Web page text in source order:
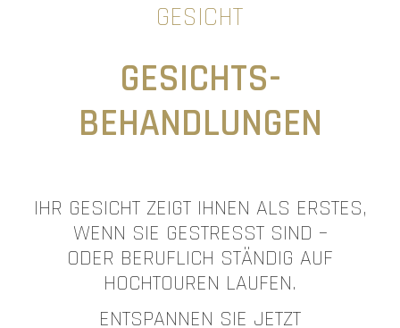
GESICHT
GESICHTS-
BEHANDLUNGEN
IHR GESICHT ZEIGT IHNEN ALS ERSTES,
WENN SIE GESTRESST SIND –
ODER BERUFLICH STÄNDIG AUF
HOCHTOUREN LAUFEN.
ENTSPANNEN SIE JETZT